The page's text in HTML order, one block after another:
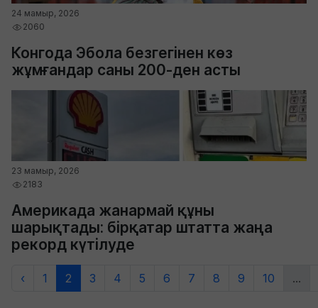
24 мамыр, 2026
2060
Конгода Эбола безгегінен көз
жұмғандар саны 200-ден асты
23 мамыр, 2026
2183
Америкада жанармай құны
шарықтады: бірқатар штатта жаңа
рекорд күтілуде
‹ 1 2 3 4 5 6 7 8 9 10 ...